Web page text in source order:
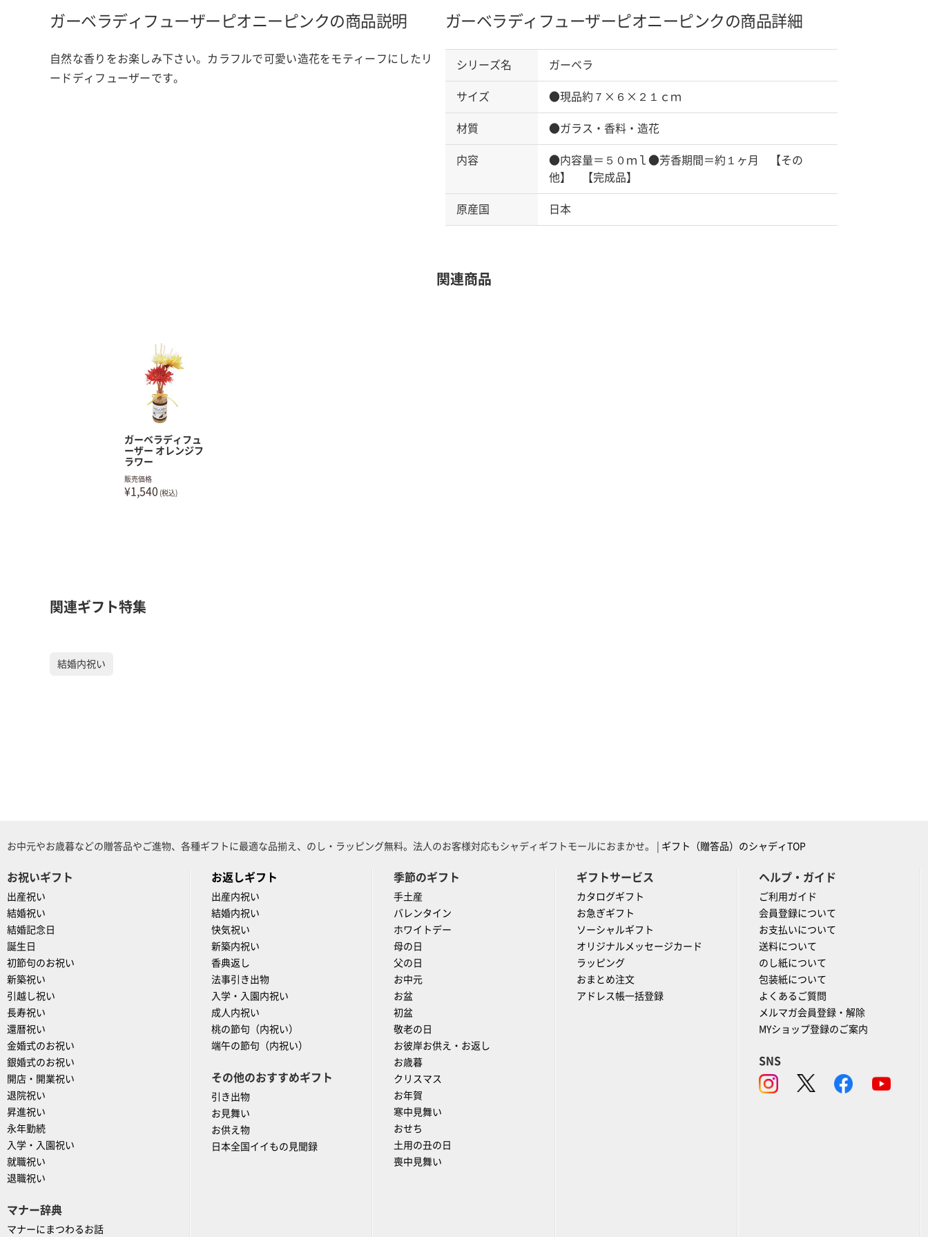
ガーベラディフューザー ピオニーピンクの商品説明
自然な香りをお楽しみ下さい。カラフルで可愛い造花をモティーフにしたリ
ードディフューザーです。
ガーベラディフューザー ピオニーピンクの商品詳細
シリーズ名 ガーベラ
サイズ ●現品約７×６×２１ｃｍ
材質 ●ガラス・香料・造花
内容
●内容量＝５０ｍｌ●芳香期間＝約１ヶ月 【その
他】 【完成品】
原産国 日本
関連商品
ガーベラディフュ
ーザー オレンジフ
ラワー
販売価格
¥1,540 (税込)
関連ギフト特集
結婚内祝い
お中元やお歳暮などの贈答品やご進物、各種ギフトに最適な品揃え、のし・ラッピング無料。法人のお客様対応もシャディギフトモールにおまかせ。 | ギフト（贈答品）のシャディTOP
お祝いギフト
出産祝い
結婚祝い
結婚記念日
誕生日
初節句のお祝い
新築祝い
引越し祝い
長寿祝い
還暦祝い
金婚式のお祝い
銀婚式のお祝い
開店・開業祝い
退院祝い
昇進祝い
永年勤続
入学・入園祝い
就職祝い
退職祝い
マナー辞典
マナーにまつわるお話
お返しギフト
出産内祝い
結婚内祝い
快気祝い
新築内祝い
香典返し
法事引き出物
入学・入園内祝い
成人内祝い
桃の節句（内祝い）
端午の節句（内祝い）
その他のおすすめギフト
引き出物
お見舞い
お供え物
日本全国イイもの見聞録
季節のギフト
手土産
バレンタイン
ホワイトデー
母の日
父の日
お中元
お盆
初盆
敬老の日
お彼岸お供え・お返し
お歳暮
クリスマス
お年賀
寒中見舞い
おせち
土用の丑の日
喪中見舞い
ギフトサービス
カタログギフト
お急ぎギフト
ソーシャルギフト
オリジナルメッセージカード
ラッピング
おまとめ注文
アドレス帳一括登録
ヘルプ・ガイド
ご利用ガイド
会員登録について
お支払いについて
送料について
のし紙について
包装紙について
よくあるご質問
メルマガ会員登録・解除
MYショップ登録のご案内
SNS